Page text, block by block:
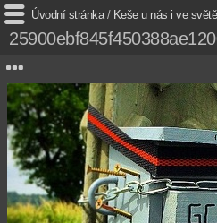
Úvodní stránka/ Keše u nás i ve světě